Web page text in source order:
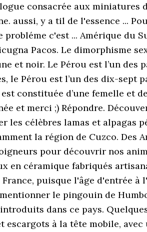
consacrée aux miniatures
aussi, y a til de l'essence ...
c'est ... Amérique du
Pacos. Le dimorphisme
et noir. Le Pérou est l’un des
Pérou est l’un des dix-sept
constituée d’une femelle et
et merci ;) Répondre.
célèbres lamas et alpagas
la région de Cuzco. Des
pour découvrir nos
en céramique fabriqués
puisque l'âge d'entrée à
le pingouin de
dans ce pays.
escargots à la tête mobile,